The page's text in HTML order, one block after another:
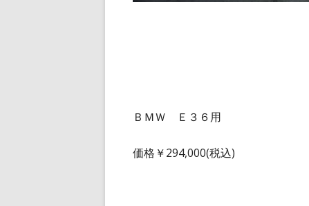
ＢＭＷ Ｅ３６用
価格￥294,000(税込)